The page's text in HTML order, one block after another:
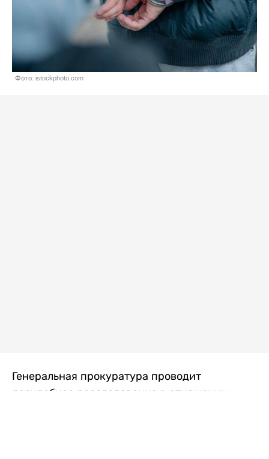
Фото: istockphoto.com
Генеральная прокуратура проводит
досудебное расследование в отношении